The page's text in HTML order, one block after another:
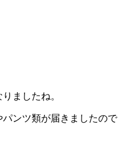
ましたね。
ンツ類が届きましたので